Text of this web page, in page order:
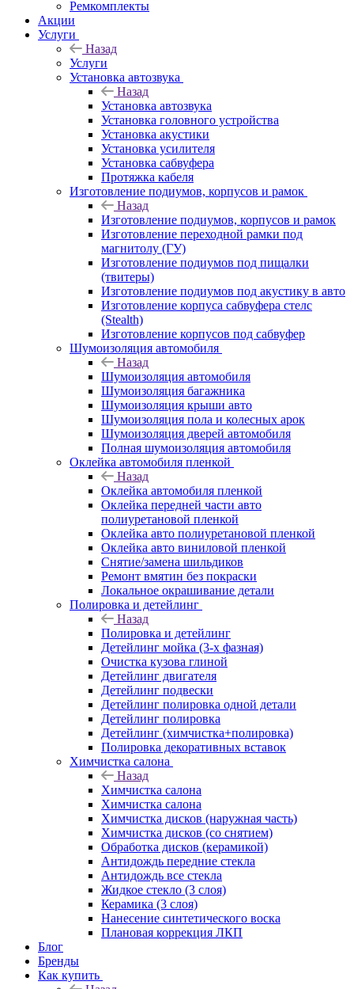
Ремкомплекты
Акции
Услуги
Назад
Услуги
Установка автозвука
Назад
Установка автозвука
Установка головного устройства
Установка акустики
Установка усилителя
Установка сабвуфера
Протяжка кабеля
Изготовление подиумов, корпусов и рамок
Назад
Изготовление подиумов, корпусов и рамок
Изготовление переходной рамки под
магнитолу (ГУ)
Изготовление подиумов под пищалки
(твитеры)
Изготовление подиумов под акустику в авто
Изготовление корпуса сабвуфера стелс
(Stealth)
Изготовление корпусов под сабвуфер
Шумоизоляция автомобиля
Назад
Шумоизоляция автомобиля
Шумоизоляция багажника
Шумоизоляция крыши авто
Шумоизоляция пола и колесных арок
Шумоизоляция дверей автомобиля
Полная шумоизоляция автомобиля
Оклейка автомобиля пленкой
Назад
Оклейка автомобиля пленкой
Оклейка передней части авто
полиуретановой пленкой
Оклейка авто полиуретановой пленкой
Оклейка авто виниловой пленкой
Снятие/замена шильдиков
Ремонт вмятин без покраски
Локальное окрашивание детали
Полировка и детейлинг
Назад
Полировка и детейлинг
Детейлинг мойка (3-х фазная)
Очистка кузова глиной
Детейлинг двигателя
Детейлинг подвески
Детейлинг полировка одной детали
Детейлинг полировка
Детейлинг (химчистка+полировка)
Полировка декоративных вставок
Химчистка салона
Назад
Химчистка салона
Химчистка салона
Химчистка дисков (наружная часть)
Химчистка дисков (со снятием)
Обработка дисков (керамикой)
Антидождь передние стекла
Антидождь все стекла
Жидкое стекло (3 слоя)
Керамика (3 слоя)
Нанесение синтетического воска
Плановая коррекция ЛКП
Блог
Бренды
Как купить